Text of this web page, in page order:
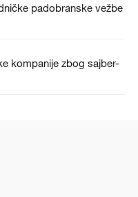
padobranske vežbe
kompanije zbog sajber-